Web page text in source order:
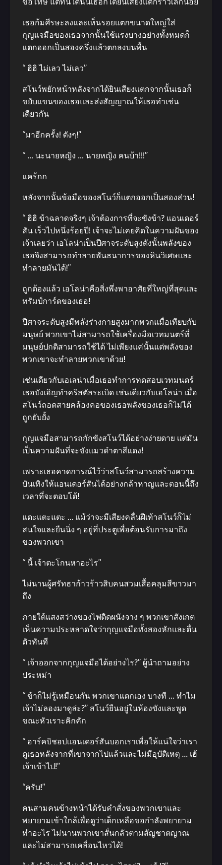
เธอก้มศีรษะลงและเห็นรอยแตกขนาดใหญ่ใส่
กุญแจมือของเธอจากนั้นใช้แรงบางอย่างทั้งหมดก็
แตกออกเป็นสองครึ่งแล้วตกลงบนพื้น
“ ฮิฮิ ไม่เลว ไม่เลว”
สโนว์พยักหน้าหลังจากได้ยินเสียงแตกจากนั้นเธอก็
ขยับแขนของเธอและส่งสัญญาณให้เธอทำเช่น
เดียวกัน
“มาอีกครั้ง! ดังๆ!”
“ … นะนายหญิง … นายหญิง คนบ้า!!!”
แคร้กก
หลังจากนั้นข้อมือของสโนว์ก็แตกออกเป็นสองส่วน!
“ ฮิฮิ ข้าฉลาดจริงๆ เจ้าต้องการที่จะขังข้า? แอนเดอร์
สัน เร็วไปหนึ่งร้อยปี! เจ้าจะไม่เคยคิดในความฝันของ
เจ้าเลยว่า เอโลน่าเป็นปีศาจระดับสูงดังนั้นพลังของ
เธอจึงสามารถทำลายพันธนาการของหินวิเศษและ
ทำลายมันได้!”
ถูกต้องแล้ว เอโลน่าคือสิ่งพึ่งพาอาศัยที่ใหญ่ที่สุดและ
ทรัมป์การ์ดของเธอ!
ปีศาจระดับสูงมีพลังร่างกายสูงมากพวกเเมื่อเทียบกับ
มนุษย์ พวกเขาไม่สามารถใช้เครื่องมือเวทมนตร์ที่
มนุษย์ปกติสามารถใช้ได้ ไม่เพียงแค่นั้นแต่พลังของ
พวกเขาจะทำลายพวกเขาด้วย!
เช่นเดียวกับเอเลน่าเมื่อเธอทำการทดสอบเวทมนตร์
เธอบังเอิญทำคริสตัลระเบิด เช่นเดียวกับเอโลน่า เมื่อ
สโนว์ถอดสายคล้องคอของเธอพลังของเธอก็ไม่ได้
ถูกยับยั้ง
กุญแจมือสามารถกักขังสโนว์ได้อย่างง่ายดาย แต่มัน
เป็นความฝันที่จะขังแมวดำตาสีแดง!
เพราะเธอคาดการณ์ไว้ว่าสโนว์สามารถสร้างความ
บันเทิงให้แอนเดอร์สันได้อย่างกล้าหาญและตอนนี้ถึง
เวลาที่จะตอบโต้!
แตะแตะแตะ … แม้ว่าจะมีเสียงคลื่นฝีเท้าสโนว์ก็ไม่
สนใจและยืนนิ่ง ๆ อยู่ที่ประตูเพื่อต้อนรับการมาถึง
ของพวกเขา
“ นี้ เจ้าตะโกนหาอะไร”
ไม่นานผู้ศรัทธาก้าวร้าวสิบคนสวมเสื้อคลุมสีขาวมา
ถึง
ภายใต้แสงสว่างของไฟติดผนังจาง ๆ พวกเขาสังเกต
เห็นความประหลาดใจว่ากุญแจมือทั้งสองหักและตื่น
ตัวทันที
“ เจ้าออกจากกุญแจมือได้อย่างไร?” ผู้นำถามอย่าง
ประหม่า
“ ข้าก็ไม่รู้เหมือนกัน พวกเขาแตกเอง บางที … ทำไม
เจ้าไม่ลองมาดูล่ะ?” สโนว์ยืนอยู่ในห้องขังและพูด
ขณะหัวเราะคิกคัก
“ อาร์คบิชอปแอนเดอร์สันบอกเราเพื่อให้แน่ใจว่าเรา
ดูเธอหลังจากที่เขาจากไปแล้วและไม่มีอุบัติเหตุ … เฮ้
เจ้าเข้าไป!”
“ครับ!”
คนสามคนข้างหน้าได้รับคำสั่งของพวกเขาและ
พยายามเข้าใกล้เพื่อดูว่าเด็กเหลือขอกำลังพยายาม
ทำอะไร ไม่นานพวกเขาสั่นกลัวตามสัญชาตญาณ
และไม่สามารถเคลื่อนไหวได้!